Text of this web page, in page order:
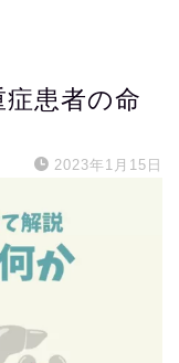
患者の命
2023年1月15日